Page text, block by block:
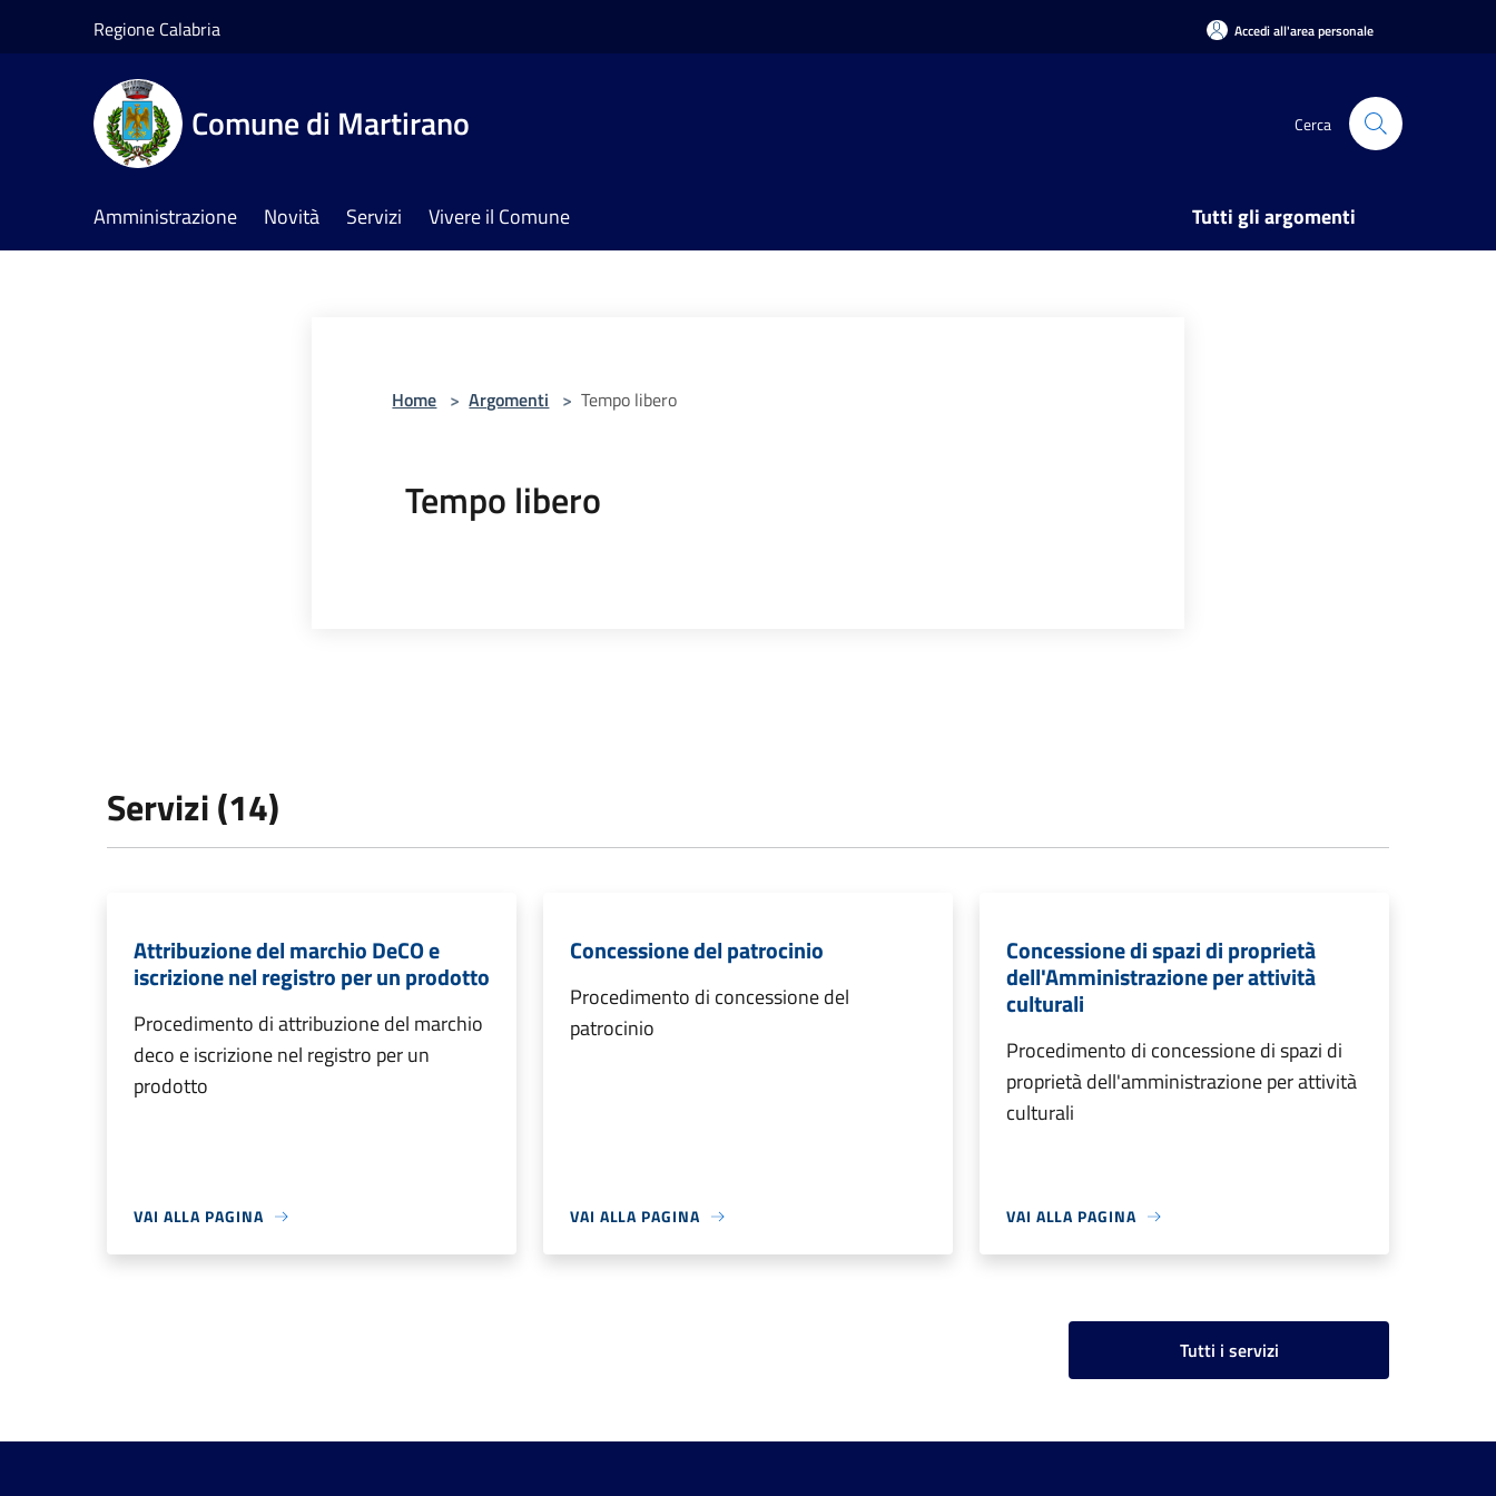
Regione Calabria Accedi all'area personale
Comune di Martirano Cerca
Amministrazione Novità Servizi Vivere il Comune Tutti gli argomenti
Home > Argomenti > Tempo libero
Tempo libero
Servizi (14)
Attribuzione del marchio DeCO e
iscrizione nel registro per un prodotto
Procedimento di attribuzione del marchio
deco e iscrizione nel registro per un
prodotto
VAI ALLA PAGINA
Concessione del patrocinio
Procedimento di concessione del
patrocinio
VAI ALLA PAGINA
Concessione di spazi di proprietà
dell'Amministrazione per attività
culturali
Procedimento di concessione di spazi di
proprietà dell'amministrazione per attività
culturali
VAI ALLA PAGINA
Tutti i servizi